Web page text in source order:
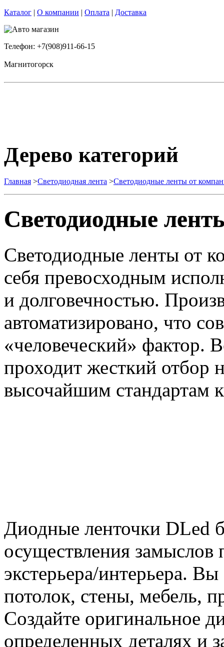
Каталог | О компании | Оплата | Доставка
Телефон: +7(908)911-66-15
Магнитогорск
Дерево категорий
Главная >Светодиодная лента >Светодиодные ленты от
Светодиодные
Светодиодные ленты от
себя превосходным
и долговечностью.
автоматизировано, что
«человеческий» фактор.
проходит жесткий отбор
высочайшим стандартам
Диодные ленточки DLed
осуществления
экстерьера/интерьера.
потолок, стены, мебель,
Создайте оригинальное
определенных деталях и